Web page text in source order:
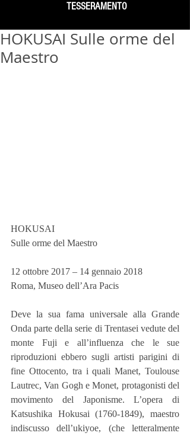
TESSERAMENTO
HOKUSAI Sulle orme del
Maestro
HOKUSAI
Sulle orme del Maestro
12 ottobre 2017 – 14 gennaio 2018
Roma, Museo dell’Ara Pacis
Deve la sua fama universale alla Grande
Onda parte della serie di Trentasei vedute del
monte Fuji e all’influenza che le sue
riproduzioni ebbero sugli artisti parigini di
fine Ottocento, tra i quali Manet, Toulouse
Lautrec, Van Gogh e Monet, protagonisti del
movimento del Japonisme. L’opera di
Katsushika Hokusai (1760-1849), maestro
indiscusso dell’ukiyoe, (che letteralmente